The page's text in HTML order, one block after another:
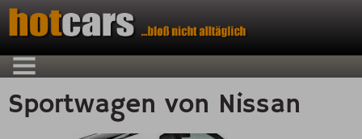
Sportwagen von Nissan